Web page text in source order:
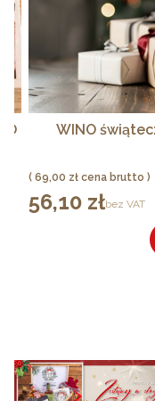
WINO
Cena
69,00 zł
Cena
56,10 złbez VAT